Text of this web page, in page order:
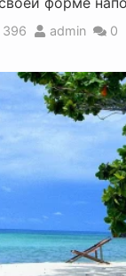
admin 0